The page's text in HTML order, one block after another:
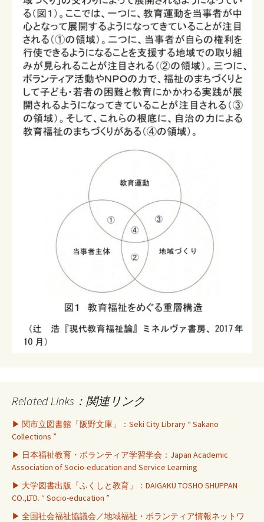
Related Links：関連リンク
▶ 関市立図書館「阪野文庫」：Seki City Library “ Sakano
Collections ”
▶ 日本福祉教育・ボランティア学習学会：Japan Academic
Association of Socio-education and Service Learning
▶ 大学図書出版「ふくしと教育」：DAIGAKU TOSHO SHUPPAN
CO.,LTD. “ Socio-education ”
▶ 全国社会福祉協議会／地域福祉・ボランティア情報ネットワ